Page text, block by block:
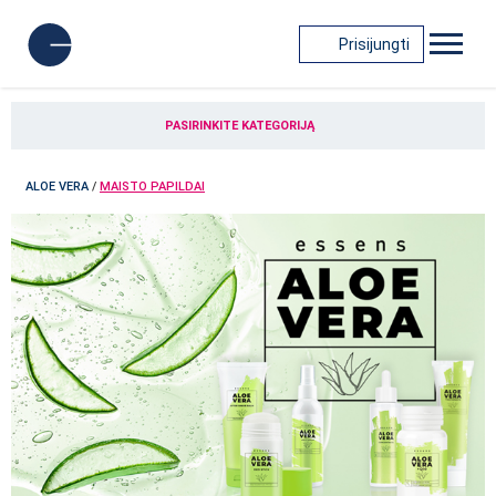
Prisijungti
PASIRINKITE KATEGORIJĄ
ALOE VERA / MAISTO PAPILDAI